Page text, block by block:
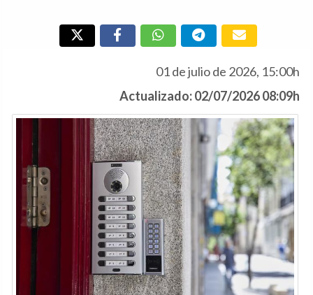
01 de julio de 2026, 15:00h
Actualizado: 02/07/2026 08:09h